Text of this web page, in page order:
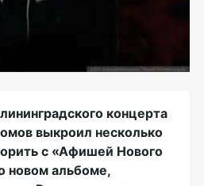
концерта
выкроил несколько
с «Афишей Нового
новом альбоме,